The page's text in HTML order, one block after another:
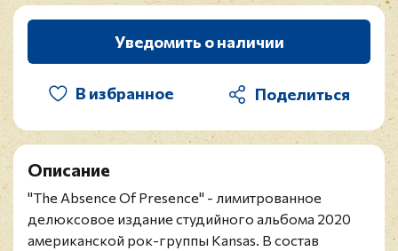
Уведомить о наличии
В избранное
Описание
"The Absence Of Presence" - лимитрованное
делюксовое издание студийного альбома 2020
американской рок-группы Kansas. В состав